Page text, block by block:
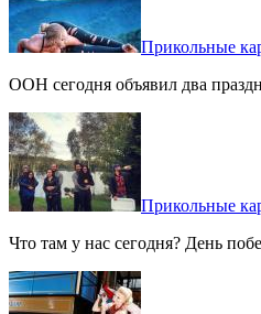
Прикольные
ООН сегодня объявил два
Прикольные
Что там у нас сегодня? День